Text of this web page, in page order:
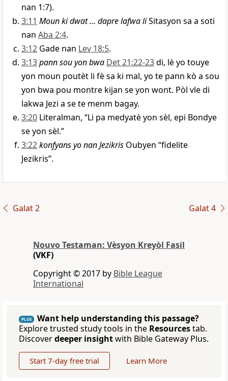
nan 1:7).
3:11 Moun ki dwat … dapre lafwa liSitasyon sa a soti
nan Aba 2:4.
3:12 Gade nan Lev 18:5.
3:13pann sou yon bwa Det 21:22-23di, lè yo touye
yon moun poutèt li fè sa ki mal, yo te pann kò a sou
yon bwa pou montre kijan se yon wont. Pòl vle di
lakwa Jezi a se te menm bagay.
3:20 Literalman, “Li pa medyatè yon sèl, epi Bondye
se yon sèl.”
3:22konfyans yo nan Jezikris Oubyen “fidelite
Jezikris”.
Galat 2 Galat 4
Nouvo Testaman: Vèsyon Kreyòl Fasil
(VKF)
Copyright © 2017 by Bible League
International
PLUS
Want help understanding this passage?
Explore trusted study tools in the Resourcestab.
Discoverdeeper insightwith Bible Gateway Plus.
Start 7-day free trial Learn More